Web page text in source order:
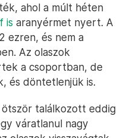
ahol a múlt héten
is aranyérmet nyert. A
ezren, és nem a
Az olaszok
a csoportban, de
és döntetlenjük is.
találkozott eddig
váratlanul nagy